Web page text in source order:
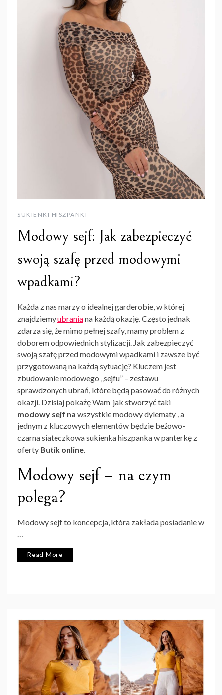
SUKIENKI HISZPANKI
Modowy sejf: Jak zabezpieczyć
swoją szafę przed modowymi
wpadkami?
Każda z nas marzy o idealnej garderobie, w której
znajdziemyubraniana każdą okazję. Często jednak
zdarza się, że mimo pełnej szafy, mamy problem z
doborem odpowiednich stylizacji. Jak zabezpieczyć
swoją szafę przed modowymi wpadkami i zawsze być
przygotowaną na każdą sytuację? Kluczem jest
zbudowanie modowego „sejfu” – zestawu
sprawdzonych ubrań, które będą pasować do różnych
okazji. Dzisiaj pokażę Wam, jak stworzyć taki
modowy sejf na wszystkie modowy dylematy , a
jednym z kluczowych elementów będzie beżowo-
czarna siateczkowa sukienka hiszpanka w panterkę z
oferty Butik online
Modowy sejf – na czym
polega?
Modowy sejf to koncepcja, która zakłada posiadanie w
Read More